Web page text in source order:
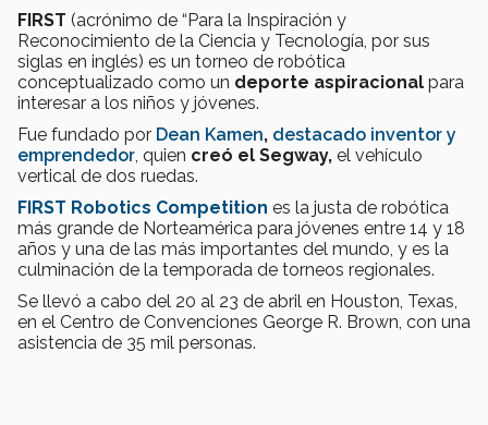
FIRST (acrónimo de “Para la Inspiración y
Reconocimiento de la Ciencia y Tecnología, por sus
siglas en inglés) es un torneo de robótica
conceptualizado como un deporte aspiracional para
interesar a los niños y jóvenes.
Fue fundado por Dean Kamen, destacado inventor y
emprendedor , quien creó el Segway, el vehículo
vertical de dos ruedas.
FIRST Robotics Competition es la justa de robótica
más grande de Norteamérica para jóvenes entre 14 y 18
años y una de las más importantes del mundo, y es la
culminación de la temporada de torneos regionales.
Se llevó a cabo del 20 al 23 de abril en Houston, Texas,
en el Centro de Convenciones George R. Brown, con una
asistencia de 35 mil personas.